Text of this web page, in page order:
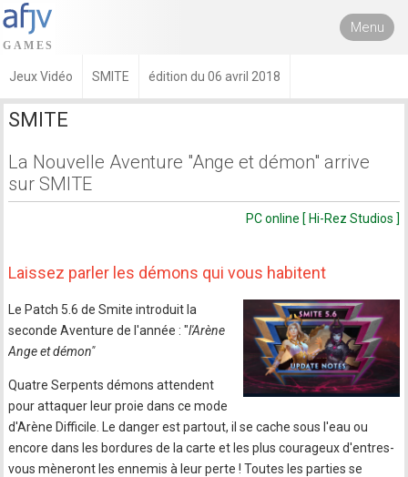
Menu
Jeux Vidéo SMITE édition du 06 avril 2018
SMITE
La Nouvelle Aventure "Ange et démon" arrive
sur SMITE
PC online [ Hi-Rez Studios ]
Laissez parler les démons qui vous habitent
Le Patch 5.6 de Smite introduit la
seconde Aventure de l'année : "l'Arène
Ange et démon"
Quatre Serpents démons attendent
pour attaquer leur proie dans ce mode
d'Arène Difficile. Le danger est partout, il se cache sous l'eau ou
encore dans les bordures de la carte et les plus courageux d'entres-
vous mèneront les ennemis à leur perte ! Toutes les parties se